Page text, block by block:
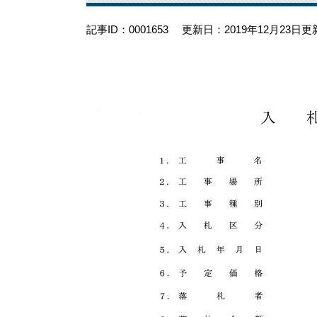
記事ID：0001653 更新日：2019年12月23日更